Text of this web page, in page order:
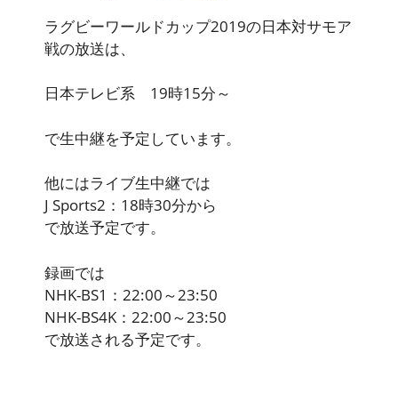
ラグビーワールドカップ2019の日本対サモア
戦の放送は、
日本テレビ系 19時15分～
で生中継を予定しています。
他にはライブ生中継では
J Sports2：18時30分から
で放送予定です。
録画では
NHK-BS1：22:00～23:50
NHK-BS4K：22:00～23:50
で放送される予定です。